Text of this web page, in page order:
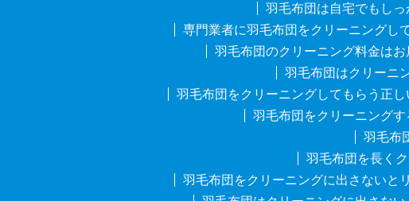
羽毛布団は自宅でもし
専門業者に羽毛布団をクリーニングし
羽毛布団のクリーニング料金はお
羽毛布団はクリーニ
羽毛布団をクリーニングしてもらう正
羽毛布団をクリーニング
羽毛布
羽毛布団を長く
羽毛布団をクリーニングに出さないと